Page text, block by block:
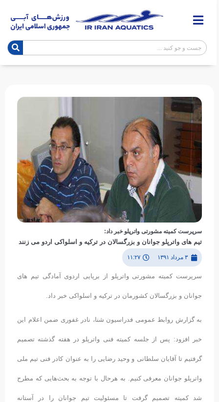
سرپرست کمیته مشورتی واترپلو خبر داد:
تیم های واترپلو جوانان و بزرگسالان در ترکیه و اسلواکی اردو می زنند
۳ مرداد ۱۳۹۱ ۱۱:۲۷
سرپرست کمیته مشورتی واترپلو از برپایی اردوی آمادگی تیم های
جوانان و بزرگسالان کشورمان در ترکیه و اسلواکی خبر داد.
به گزارش روابط عمومی فدراسیون شنا، نادر غفوری ضمن اعلام این
خبر افزود: پس از جلسه کمیته فنی واترپلو در هفته گذشته تصمیم
گرفتیم تا آقایان سلطانی و وحید رضایی را به عنوان کادر فنی تیم ملی
واترپلو جوانان معرفی کنیم. به هرحال با توجه به بحث‌هایی که مطرح
شد کمیته تصمیم گرفت تا مسئولیت تیم جوانان را در آستانه